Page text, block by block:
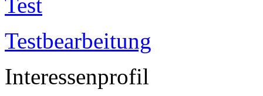
Testbearbeitung
Interessenprofil